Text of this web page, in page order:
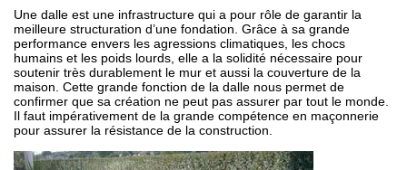
Une dalle est une infrastructure qui a pour rôle de garantir la
meilleure structuration d’une fondation. Grâce à sa grande
performance envers les agressions climatiques, les chocs
humains et les poids lourds, elle a la solidité nécessaire pour
soutenir très durablement le mur et aussi la couverture de la
maison. Cette grande fonction de la dalle nous permet de
confirmer que sa création ne peut pas assurer par tout le monde.
Il faut impérativement de la grande compétence en maçonnerie
pour assurer la résistance de la construction.